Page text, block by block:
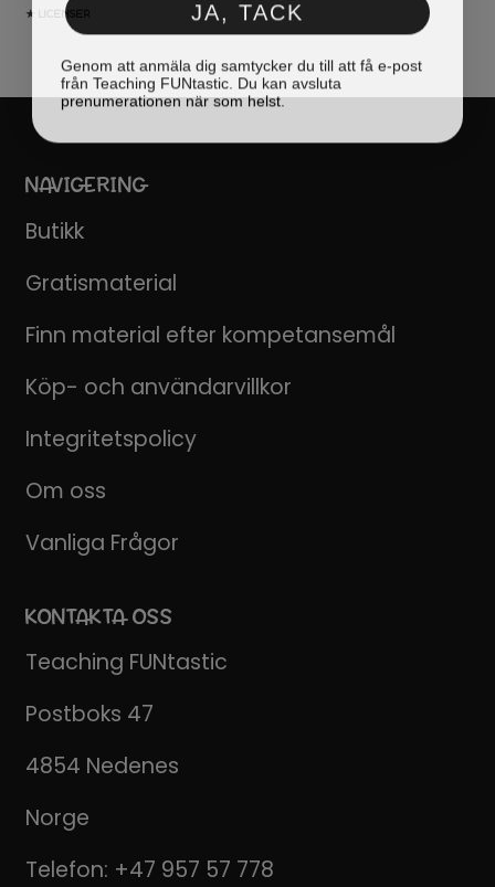
★ LICENSER
NAVIGERING
Butikk
Gratismaterial
Finn material efter kompetansemål
Köp- och användarvillkor
Integritetspolicy
Om oss
Vanliga Frågor
KONTAKTA OSS
Teaching FUNtastic
Postboks 47
4854 Nedenes
Norge
Telefon: +47 957 57 778
Genom att anmäla dig samtycker du till att få e-post
från Teaching FUNtastic. Du kan avsluta
prenumerationen när som helst.